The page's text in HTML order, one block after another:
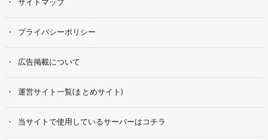
サイトマップ
プライバシーポリシー
広告掲載について
運営サイト一覧(まとめサイト)
当サイトで使用しているサーバーはコチラ